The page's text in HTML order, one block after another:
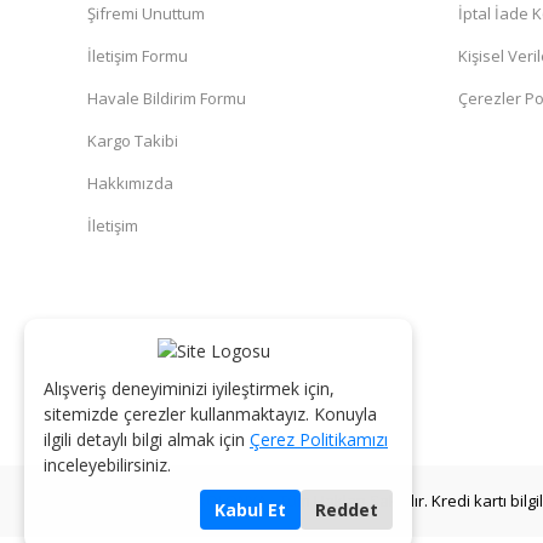
Şifremi Unuttum
İletişim Formu
Havale Bildirim Formu
Kargo Takibi
Hakkımızda
İletişim
İptal İade
Kişisel
Çerezler
Alışveriş deneyiminizi iyileştirmek için,
sitemizde çerezler kullanmaktayız. Konuyla
ilgili detaylı bilgi almak için Çerez Politikamızı
inceleyebilirsiniz.
Kabul Et
Reddet
© 2026 AKGÜL KOLONYA - Tüm Hakları Saklıdır. Kredi kartı